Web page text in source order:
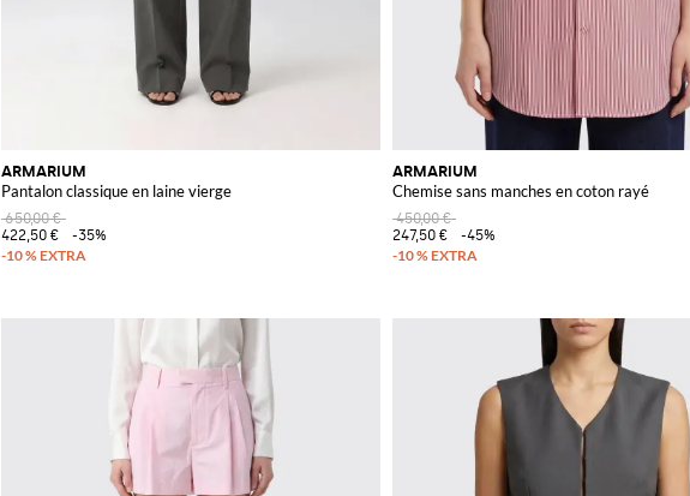
ARMARIUM
Pantalon classique en laine vierge
650,00 €
422,50 €
-35%
ARMARIUM
Chemise sans manches en coton rayé
450,00 €
247,50 €
-45%